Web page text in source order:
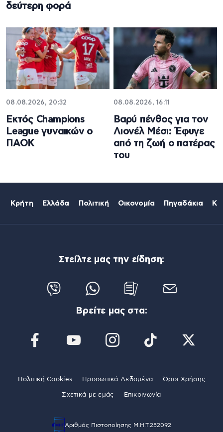
δεύτερη φορά
08.08.2026, 20:32
Εκτός Champions
League γυναικών ο
ΠΑΟΚ
08.08.2026, 16:11
Βαρύ πένθος για τον
Λιονέλ Μέσι: Έφυγε
από τη ζωή ο πατέρας
του
Κρήτη Ελλάδα Πολιτική Οικονομία Πηγαδάκια
Στείλτε μας την είδηση:
Βρείτε μας στα:
Πολιτική Cookies Προσωπικά Δεδομένα Όροι Χρήσης
Σχετικά με εμάς Επικοινωνία
Αριθμός Πιστοποίησης Μ.Η.Τ.252092